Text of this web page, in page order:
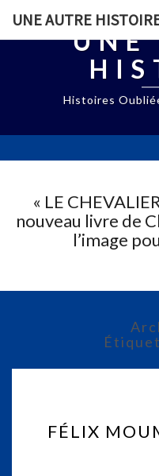
UNE AUTRE
UNE
Histoires
« LE
nouveau livre de
l’image
FÉLIX